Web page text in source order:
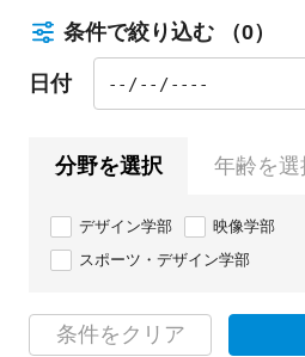
条件で絞り込む （0）
日付
分野を選択 年齢を選
デザイン学部
映像学部
スポーツ・デザイン学部
条件をクリア